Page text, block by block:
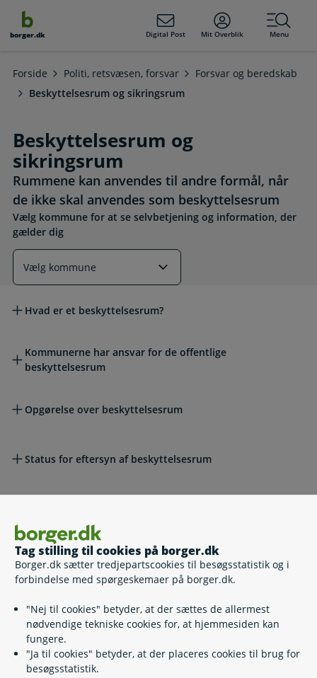
Tag stilling til cookies på borger.dk
Borger.dk sætter tredjepartscookies til besøgsstatistik og i
forbindelse med spørgeskemaer på borger.dk.
"Nej til cookies" betyder, at der sættes de allermest
nødvendige tekniske cookies for, at hjemmesiden kan
fungere.
"Ja til cookies" betyder, at der placeres cookies til brug for
besøgsstatistik.
borger.dk Digital Post Mit Overblik Menu
Forside Politi, retsvæsen, forsvar
Forsvar og beredskab
Beskyttelsesrum og sikringsrum
Beskyttelsesrum og
sikringsrum
Rummene kan anvendes til andre formål, når
de ikke skal anvendes som beskyttelsesrum
Vælg kommune for at se selvbetjening og information, der
gælder dig
Hvad er et beskyttelsesrum?
Kommunerne har ansvar for de offentlige
beskyttelsesrum
Opgørelse over beskyttelsesrum
Status for eftersyn af beskyttelsesrum
Lovgivning
Læs også
Relaterede emner